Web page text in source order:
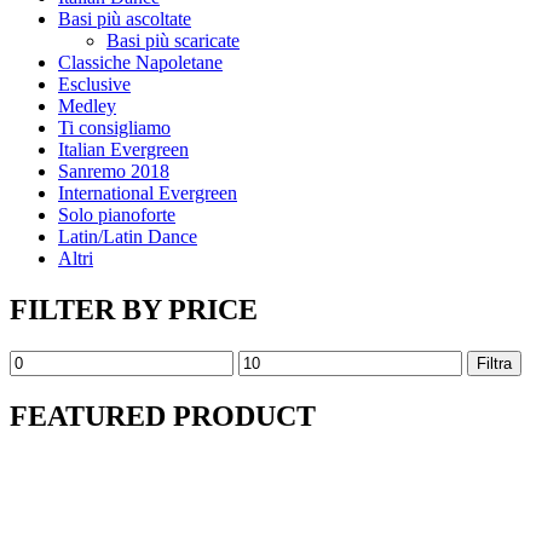
Basi più ascoltate
Basi più scaricate
Classiche Napoletane
Esclusive
Medley
Ti consigliamo
Italian Evergreen
Sanremo 2018
International Evergreen
Solo pianoforte
Latin/Latin Dance
Altri
FILTER BY PRICE
Prezzo
Min
Prezzo
Max
Filtra
FEATURED PRODUCT